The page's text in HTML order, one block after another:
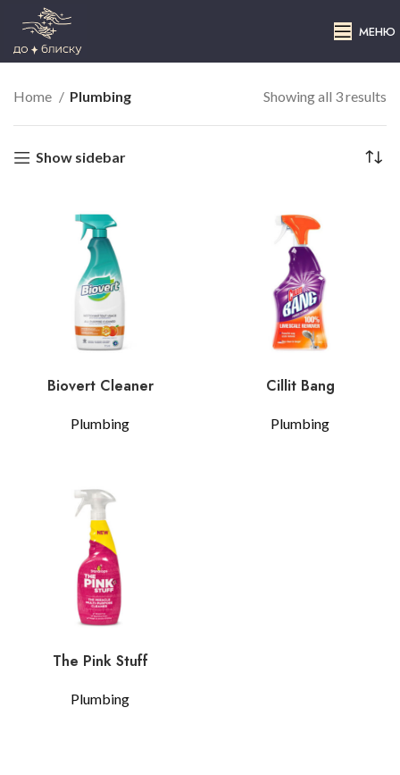
МЕНЮ
Home Plumbing Showing all 3 results
Show sidebar
Biovert Cleaner
Plumbing
Cillit Bang
Plumbing
The Pink Stuff
Plumbing